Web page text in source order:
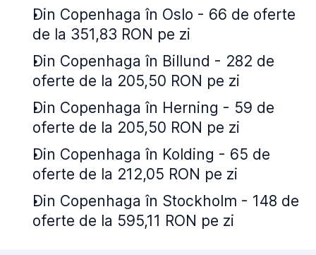
Din Copenhaga în Oslo - 66 de oferte
de la 351,83 RON pe zi
Din Copenhaga în Billund - 282 de
oferte de la 205,50 RON pe zi
Din Copenhaga în Herning - 59 de
oferte de la 205,50 RON pe zi
Din Copenhaga în Kolding - 65 de
oferte de la 212,05 RON pe zi
Din Copenhaga în Stockholm - 148 de
oferte de la 595,11 RON pe zi